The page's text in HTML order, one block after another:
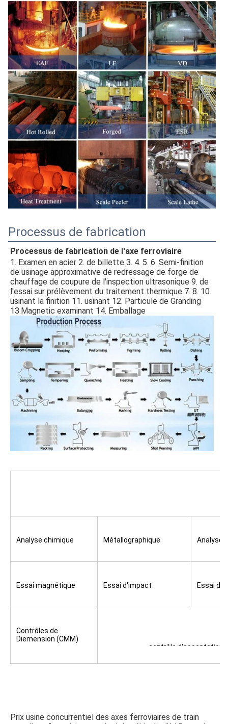
Processus de fabrication
Processus de fabrication de l'axe ferroviaire
1. Examen en acier 2. de billette 3. 4. 5. 6. Semi-finition
de usinage approximative de redressage de forge de
chauffage de coupure de l'inspection ultrasonique 9. de
l'essai sur prélèvement du traitement thermique 7. 8. 10.
usinant la finition 11. usinant 12. Particule de
13.Magnetic examinant 14. Emballage
Analyse chimique Métallographique Analyse
Essai magnétique Essai d'impact Essai de
Contrôles de
Diemension (CMM)
contrôle d'acceptation
Prix usine concurrentiel des axes ferroviaires de train